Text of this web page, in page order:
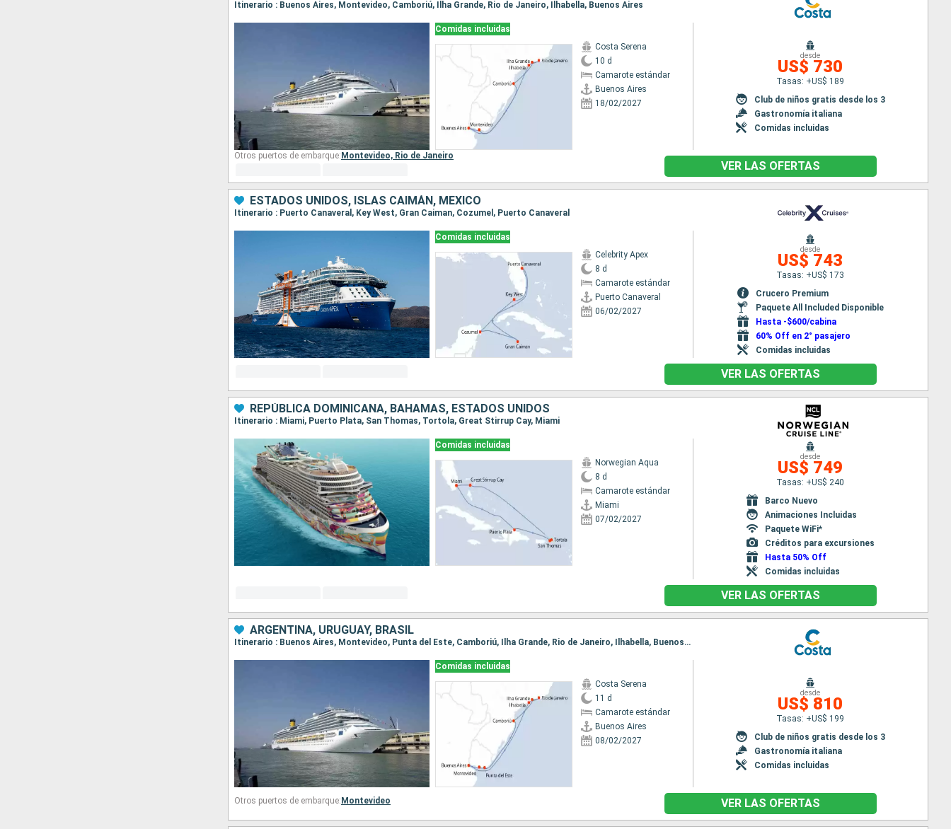
Itinerario : Buenos Aires, Montevideo, Camboriú, Ilha Grande, Rio de Janeiro, Ilhabella, Buenos Aires
Comidas incluidas
Costa Serena
10 d
Camarote estándar
Buenos Aires
18/02/2027
desde
US$ 730
Tasas: +US$ 189
Club de niños gratis desde los 3
Gastronomía italiana
Comidas incluidas
Otros puertos de embarque: Montevideo, Rio de Janeiro
VER LAS OFERTAS
ESTADOS UNIDOS, ISLAS CAIMÁN, MÉXICO
Itinerario : Puerto Canaveral, Key West, Gran Caiman, Cozumel, Puerto Canaveral
Comidas incluidas
Celebrity Apex
8 d
Camarote estándar
Puerto Canaveral
06/02/2027
desde
US$ 743
Tasas: +US$ 173
Crucero Premium
Paquete All Included Disponible
Hasta -$600/cabina
60% Off en 2° pasajero
Comidas incluidas
VER LAS OFERTAS
REPÚBLICA DOMINICANA, BAHAMAS, ESTADOS UNIDOS
Itinerario : Miami, Puerto Plata, San Thomas, Tortola, Great Stirrup Cay, Miami
Comidas incluidas
Norwegian Aqua
8 d
Camarote estándar
Miami
07/02/2027
desde
US$ 749
Tasas: +US$ 240
Barco Nuevo
Animaciones Incluidas
Paquete WiFi*
Créditos para excursiones
Hasta 50% Off
Comidas incluidas
VER LAS OFERTAS
ARGENTINA, URUGUAY, BRASIL
Itinerario : Buenos Aires, Montevideo, Punta del Este, Camboriú, Ilha Grande, Rio de Janeiro, Ilhabella, Buenos Aires
Comidas incluidas
Costa Serena
11 d
Camarote estándar
Buenos Aires
08/02/2027
desde
US$ 810
Tasas: +US$ 199
Club de niños gratis desde los 3
Gastronomía italiana
Comidas incluidas
Otros puertos de embarque: Montevideo VER LAS OFERTAS